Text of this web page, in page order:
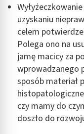
uzyskaniu
celem
Polega ono na
jamę macicy za
wprowadzanego
sposób materiał
czy mamy do
doszło do